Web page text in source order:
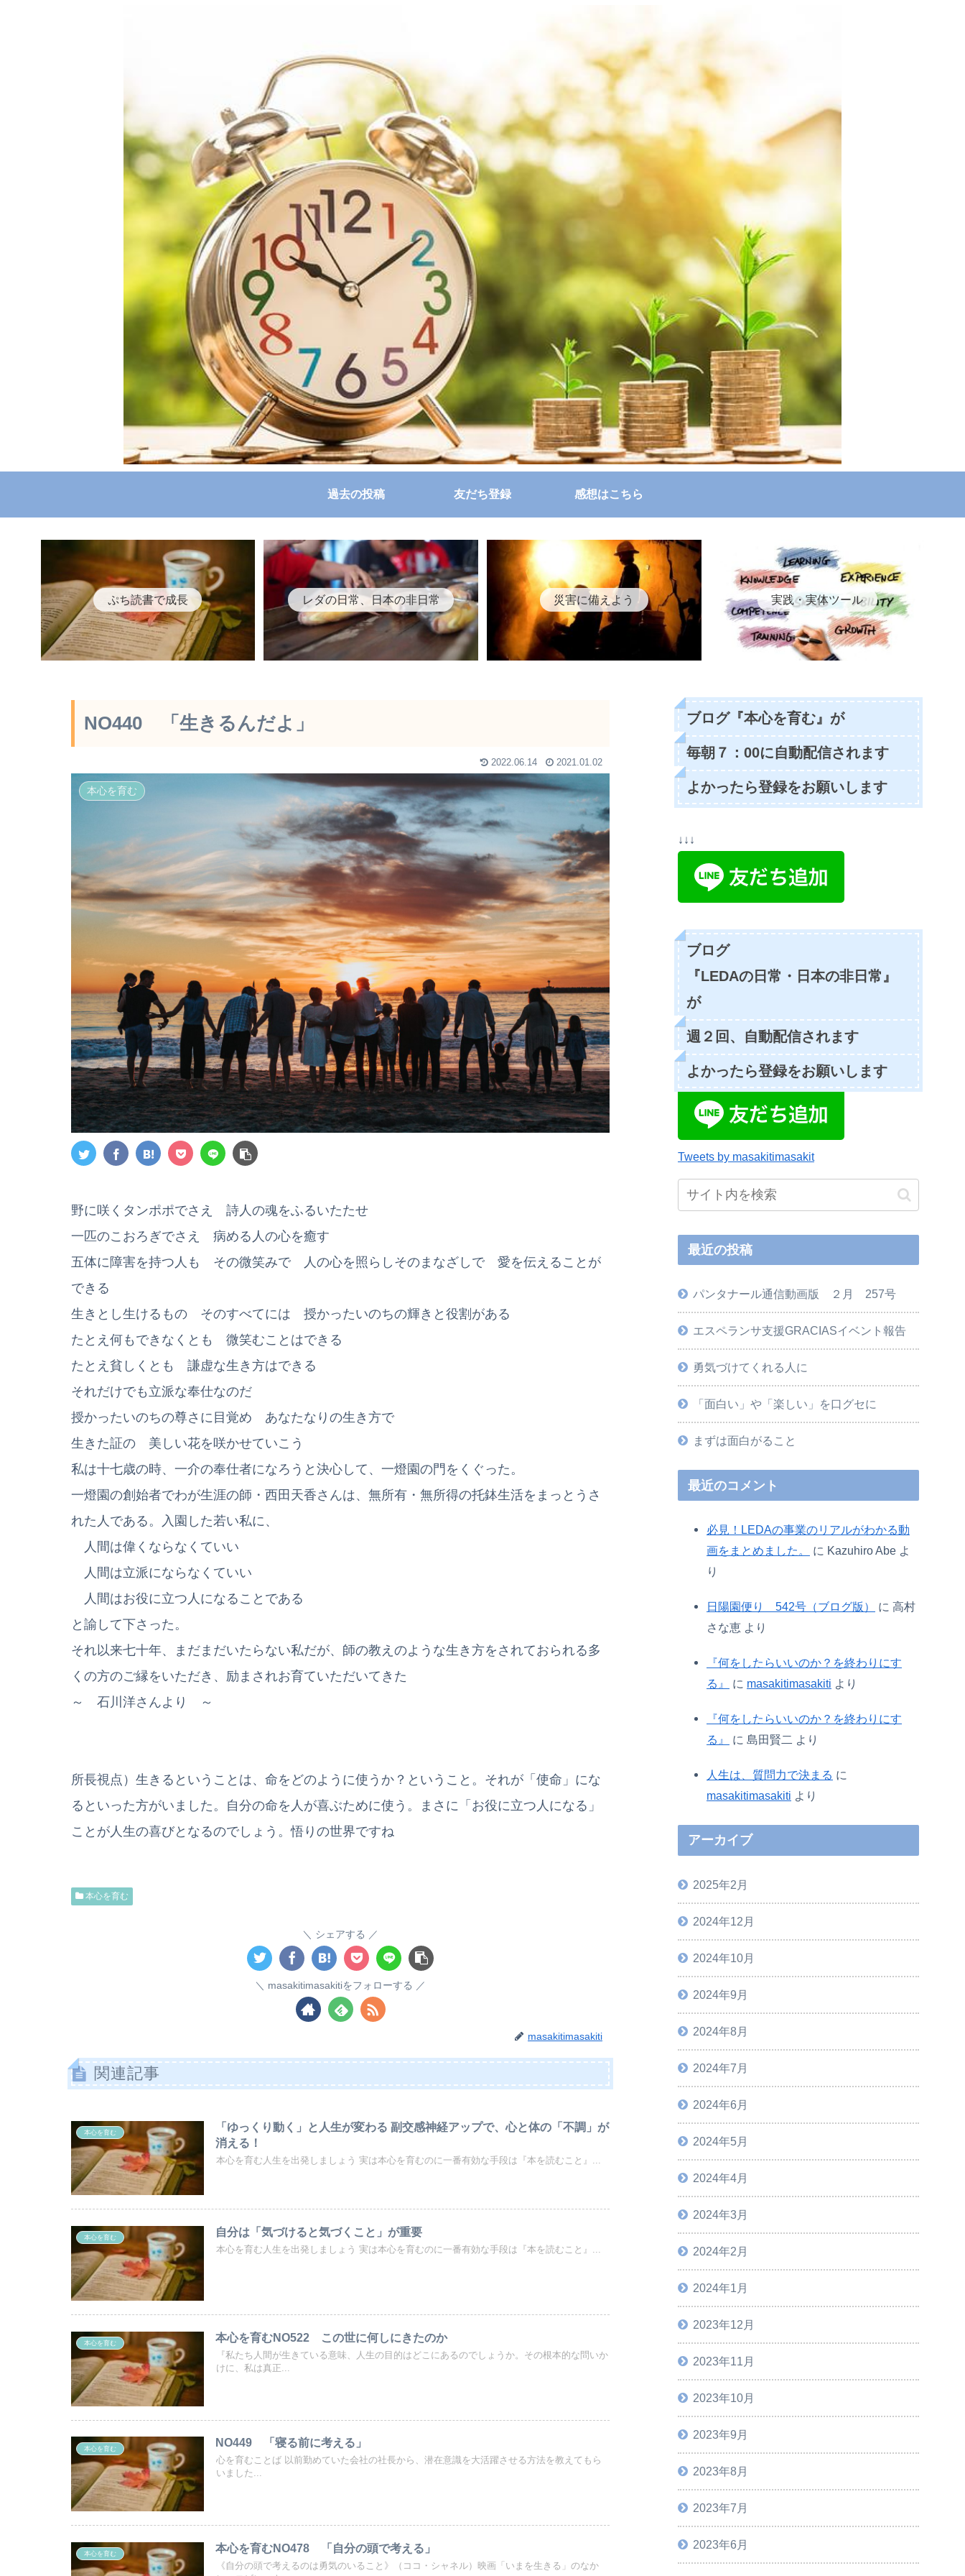
過去の投稿 友だち登録 感想はこちら
ぷち読書で成長 レダの日常、日本の非日常 災害に備えよう 実践・実体ツール
NO440 「生きるんだよ」
2022.06.14 2021.01.02
本心を育む
野に咲くタンポポでさえ 詩人の魂をふるいたたせ
一匹のこおろぎでさえ 病める人の心を癒す
五体に障害を持つ人も その微笑みで 人の心を照らしそのまなざしで 愛を伝えることが
できる
生きとし生けるもの そのすべてには 授かったいのちの輝きと役割がある
たとえ何もできなくとも 微笑むことはできる
たとえ貧しくとも 謙虚な生き方はできる
それだけでも立派な奉仕なのだ
授かったいのちの尊さに目覚め あなたなりの生き方で
生きた証の 美しい花を咲かせていこう
私は十七歳の時、一介の奉仕者になろうと決心して、一燈園の門をくぐった。
一燈園の創始者でわが生涯の師・西田天香さんは、無所有・無所得の托鉢生活をまっとうさ
れた人である。入園した若い私に、
人間は偉くならなくていい
人間は立派にならなくていい
人間はお役に立つ人になることである
と諭して下さった。
それ以来七十年、まだまだいたらない私だが、師の教えのような生き方をされておられる多
くの方のご縁をいただき、励まされお育ていただいてきた
～ 石川洋さんより ～
所長視点）生きるということは、命をどのように使うか？ということ。それが「使命」にな
るといった方がいました。自分の命を人が喜ぶために使う。まさに「お役に立つ人になる」
ことが人生の喜びとなるのでしょう。悟りの世界ですね
本心を育む
シェアする
masakitimasakitiをフォローする
masakitimasakiti
関連記事
本心を育む
「ゆっくり動く」と人生が変わる 副交感神経アップで、心と体の「不調」が
消える！
本心を育む人生を出発しましょう 実は本心を育むのに一番有効な手段は『本を読むこと』...
本心を育む 自分は「気づけると気づくこと」が重要
本心を育む人生を出発しましょう 実は本心を育むのに一番有効な手段は『本を読むこと』...
本心を育む 本心を育むNO522 この世に何しにきたのか
『私たち人間が生きている意味、人生の目的はどこにあるのでしょうか。その根本的な問いか
けに、私は真正...
本心を育む NO449 「寝る前に考える」
心を育むことば 以前勤めていた会社の社長から、潜在意識を大活躍させる方法を教えてもら
いました...
本心を育む 本心を育むNO478 「自分の頭で考える」
《自分の頭で考えるのは勇気のいること》（ココ・シャネル）映画「いまを生きる」のなか
ブログ『本心を育む』が
毎朝７：00に自動配信されます
よかったら登録をお願いします
↓↓↓
ブログ
『LEDAの日常・日本の非日常』
が
週２回、自動配信されます
よかったら登録をお願いします
Tweets by masakitimasakit
最近の投稿
パンタナール通信動画版 ２月 257号
エスペランサ支援GRACIASイベント報告
勇気づけてくれる人に
「面白い」や「楽しい」を口グセに
まずは面白がること
最近のコメント
必見！LEDAの事業のリアルがわかる動
画をまとめました。
に Kazuhiro Abe よ
り
日陽園便り 542号（ブログ版） に 高村
さな恵 より
『何をしたらいいのか？を終わりにす
る』
に masakitimasakiti より
『何をしたらいいのか？を終わりにす
る』
に 島田賢二 より
人生は、質問力で決まる に
masakitimasakiti より
アーカイブ
2025年2月
2024年12月
2024年10月
2024年9月
2024年8月
2024年7月
2024年6月
2024年5月
2024年4月
2024年3月
2024年2月
2024年1月
2023年12月
2023年11月
2023年10月
2023年9月
2023年8月
2023年7月
2023年6月